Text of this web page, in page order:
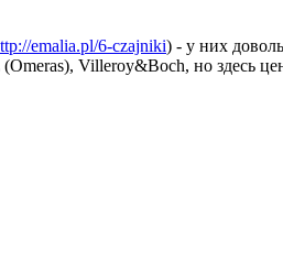
emalia.pl/6-czajniki) - у них
Villeroy&Boch, но здесь